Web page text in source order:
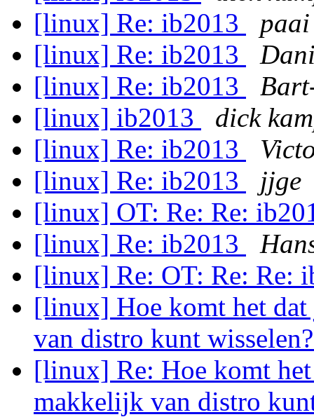
[linux] Re: ib2013
paai
[linux] Re: ib2013
[linux] Re: ib2013
[linux] ib2013
dick
[linux] Re: ib2013
[linux] Re: ib2013
jjge
[linux] OT: Re: Re:
[linux] Re: ib2013
[linux] Re: OT: Re: Re:
[linux] Hoe komt het
van distro kunt
[linux] Re: Hoe komt
makkelijk van distro